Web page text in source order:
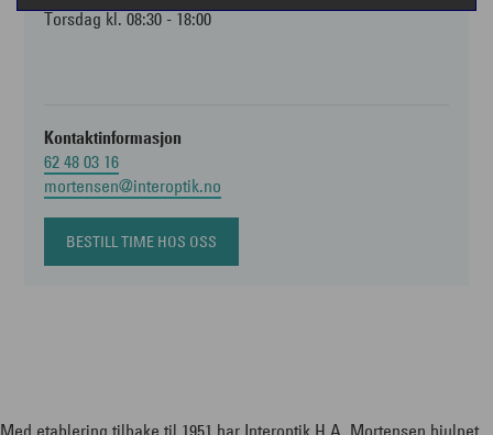
Torsdag kl. 08:30 - 18:00
Kontaktinformasjon
62 48 03 16
mortensen@interoptik.no
BESTILL TIME HOS OSS
Med etablering tilbake til 1951 har Interoptik H.A. Mortensen hjulpet